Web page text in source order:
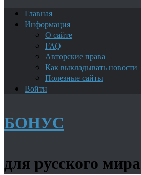
Главная
Информация
О сайте
FAQ
Авторские права
Как выкладывать новости
Полезные сайты
Войти
БОНУС
для русского мира